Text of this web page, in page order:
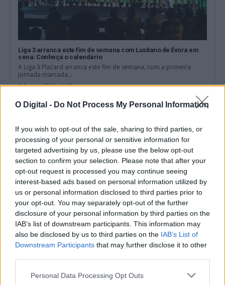
O Digital - Do Not Process My Personal Information
If you wish to opt-out of the sale, sharing to third parties, or
processing of your personal or sensitive information for
targeted advertising by us, please use the below opt-out
section to confirm your selection. Please note that after your
opt-out request is processed you may continue seeing
interest-based ads based on personal information utilized by
us or personal information disclosed to third parties prior to
your opt-out. You may separately opt-out of the further
disclosure of your personal information by third parties on the
IAB’s list of downstream participants. This information may
also be disclosed by us to third parties on the IAB’s List of
Downstream Participants that may further disclose it to other
Personal Data Processing Opt Outs
Liga 3 arranca este fim de semana com Lusitano de Évora em
cena: Conheça o calendário
A Liga 3 Placard arranca este fim de semana, com a primeira
jornada marcada...
6 Agosto, 2026 - 14:51
Instituto Cultural de Évora promove fichas pedagógicas
gratuitas sobre património e natureza
O Instituto Cultural de Évora (ICÉ) e o Repositório Pedagógico
promovem o Ciclo de...